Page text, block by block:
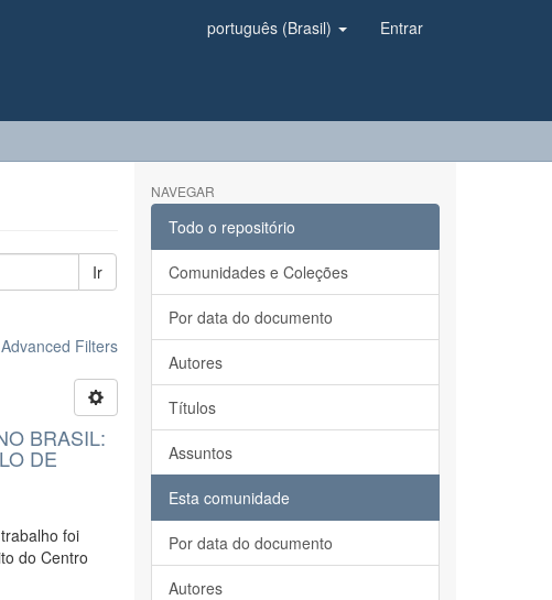
português (Brasil) Entrar
Ir
Filters
BRASIL:
DE
foi
do Centro
NAVEGAR
Todo o repositório
Comunidades e Coleções
Por data do documento
Autores
Títulos
Assuntos
Esta comunidade
Por data do documento
Autores